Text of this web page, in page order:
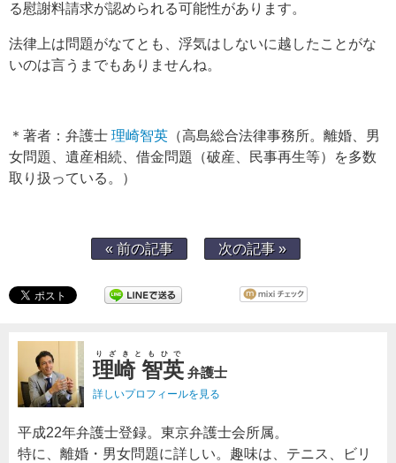
る慰謝料請求が認められる可能性があります。
法律上は問題がなてとも、浮気はしないに越したことがな
いのは言うまでもありませんね。
＊著者：弁護士 理崎智英 （高島総合法律事務所。離婚、男
女問題、遺産相続、借金問題（破産、民事再生等）を多数
取り扱っている。）
« 前の記事 次の記事 »
理崎 智英
りざきともひで
弁護士
詳しいプロフィールを見る
平成22年弁護士登録。東京弁護士会所属。
特に、離婚・男女問題に詳しい。趣味は、テニス、ビリ